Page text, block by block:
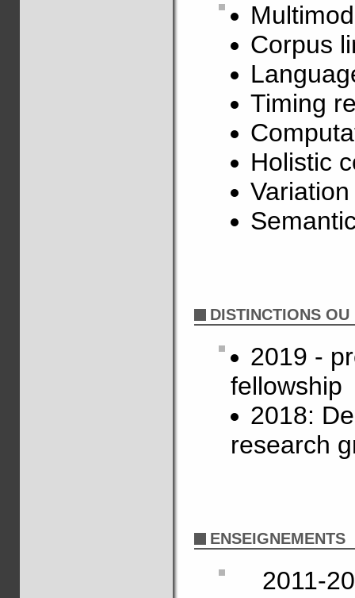
Corpus
Timing
Holistic
DISTINCTIONS
2019 -
fellowship
2018:
research
ENSEIGNEMENTS
2011-